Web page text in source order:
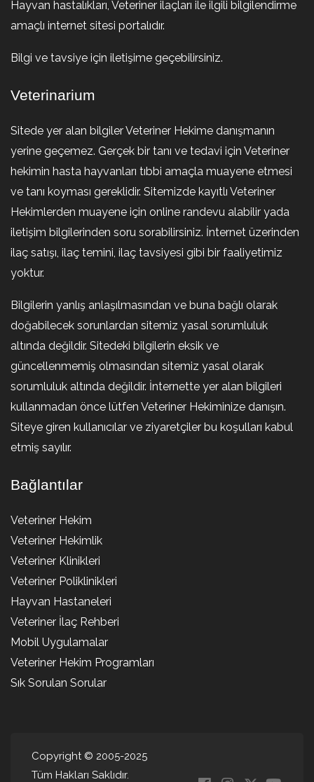
Hayvan hastalıkları, Veteriner ilaçları ile ilgili bilgilendirme
amaçlı internet sitesi portalıdır.
Bilgi ve tavsiye için iletişime geçebilirsiniz.
Veterinarium
Sitede yer alan bilgiler Veteriner Hekime danışmanın
yerine geçemez. Gerçek bir tanı ve tedavi için Veteriner
hekimin hasta hayvanları tıbbi amaçla muayene etmesi
ve tanı koyması gereklidir. Sitemizde kayıtlı Veteriner
Hekimlerden muayene için online randevu alabilir yada
iletişim bilgilerinden soru sorabilirsiniz. İnternet üzerinden
ilaç satışı, ilaç temini, ilaç tavsiyesi gibi bir faaliyetimiz
yoktur.
Bilgilerin yanlış anlaşılmasından ve buna bağlı olarak
doğabilecek sorunlardan sitemiz yasal sorumluluk
altında değildir. Sitedeki bilgilerin eksik ve
güncellenmemiş olmasından sitemiz yasal olarak
sorumluluk altında değildir. İnternette yer alan bilgileri
kullanmadan önce lütfen Veteriner Hekiminize danışın.
Siteye giren kullanıcılar ve ziyaretçiler bu koşulları kabul
etmiş sayılır.
Bağlantılar
Veteriner Hekim
Veteriner Hekimlik
Veteriner Klinikleri
Veteriner Poliklinikleri
Hayvan Hastaneleri
Veteriner İlaç Rehberi
Mobil Uygulamalar
Veteriner Hekim Programları
Sık Sorulan Sorular
Copyright © 2005-2025
Tüm Hakları Saklıdır.